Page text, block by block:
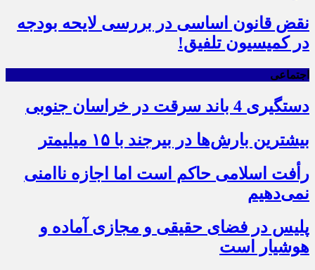
نقض قانون اساسی در بررسی لایحه بودجه
در کمیسیون تلفیق!
اجتماعی
دستگیری 4 باند سرقت در خراسان جنوبی
بیشترین بارش‌ها در بیرجند با ۱۵ میلیمتر
رأفت اسلامی حاکم است اما اجازه ناامنی
نمی‌دهیم
پلیس در فضای حقیقی و مجازی آماده و
هوشیار است